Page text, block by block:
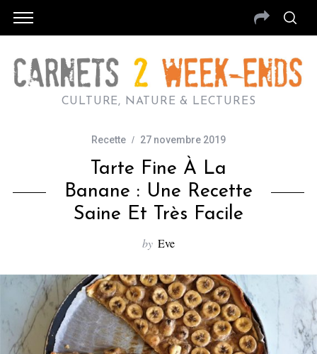
CULTURE, NATURE & LECTURES
Recette 27 novembre 2019
Tarte Fine À La
Banane : Une Recette
Saine Et Très Facile
by Eve